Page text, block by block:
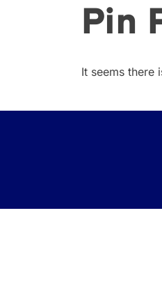
Pin
It seems there